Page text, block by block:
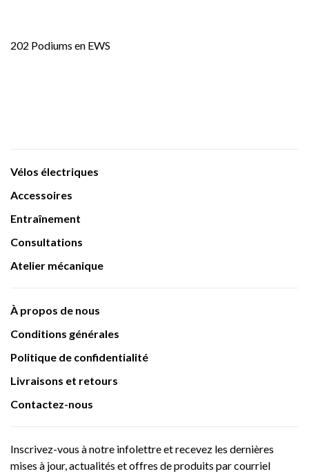
202 Podiums en EWS
Vélos électriques
Accessoires
Entraînement
Consultations
Atelier mécanique
À propos de nous
Conditions générales
Politique de confidentialité
Livraisons et retours
Contactez-nous
Inscrivez-vous à notre infolettre et recevez les dernières
mises à jour, actualités et offres de produits par courriel